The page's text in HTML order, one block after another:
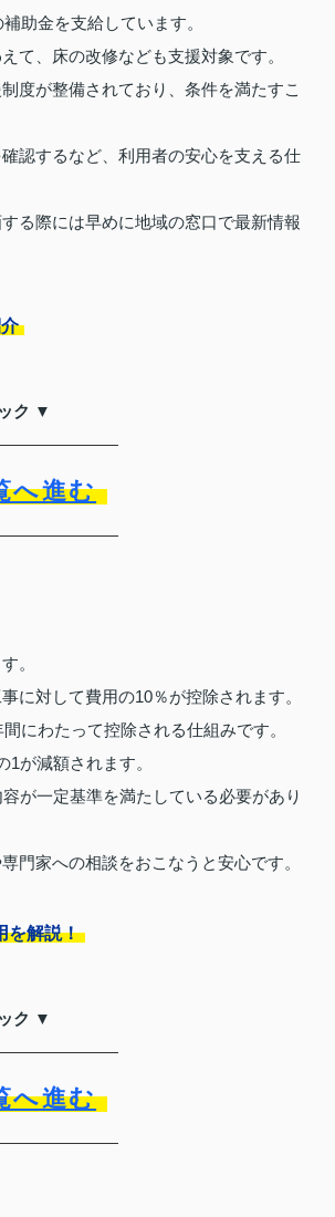
助金を支給しています。
て、床の改修なども支援対象です。
度が整備されており、条件を満たすこ
認するなど、利用者の安心を支える仕
る際には早めに地域の窓口で最新情報
ク ▼
へ進む
。
に対して費用の10％が控除されます。
にわたって控除される仕組みです。
が減額されます。
が一定基準を満たしている必要があり
門家への相談をおこなうと安心です。
を解説！
ク ▼
へ進む